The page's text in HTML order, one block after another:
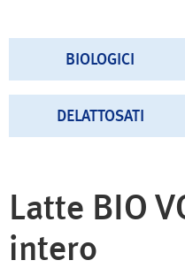
BIOLOGICI
DELATTOSATI
Latte BIO
intero